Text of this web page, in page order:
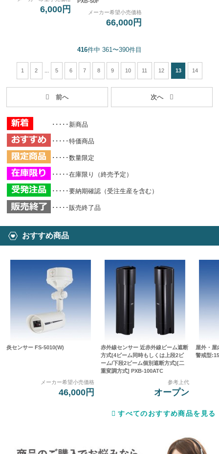
6,000円
メーカー希望小売価格
66,000円
416件中 361〜390件目
1 2 5 6 7 8 9 10 11 12 13 14
･････新商品
･････特価商品
･････数量限定
･････在庫限り（終売予定）
･････要納期確認（受注生産を含む）
･････販売終了品
おすすめ商品
炎センサー FS-5010(W)
メーカー希望小売価格
46,000円
赤外線センサー 近赤外線ビーム遮断
方式(4ビーム同時もしくは上段2ビ
ーム/下段2ビーム個別遮断方式)[二
重変調方式] PXB-100ATC
参考上代
オープン
屋外・屋
警戒型
すべてのおすすめ商品を見る